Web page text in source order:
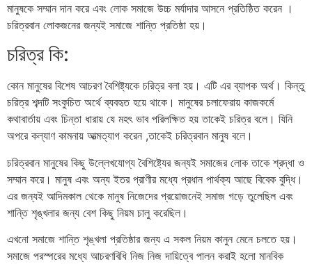
মানুষকে সম্মান দান করে এবং লোক সমাজে উচ্চ মর্যাদার আসনে প্রতিষ্ঠিত করেন ।
চরিত্রবান লোকজনের জন্যই সমাজে শান্তি প্রতিষ্ঠা হয়।
চরিত্র কি:
কোন মানুষের বিশেষ আচরণ বৈশিষ্ট্যকে চরিত্র বলা হয়। এটি এর ব্যাপক অর্থ। কিন্তু
চরিত্র শব্দটি সংকুচিত অর্থে ব্যবহৃত হয়ে থাকে। মানুষের চলাফেরায় কাজকর্মে
কথাবার্তায় এবং চিন্তা ধারায় যে মহৎ ভাব পরিলক্ষিত হয় তাকেই চরিত্র বলে। যিনি
অপরে কল্যাণ কামনায় আত্মত্যাগ করেন ,তাকেই চরিত্রবান মানুষ বলে।
চরিত্রবান মানুষের কিছু উল্লেখযোগ্য বৈশিষ্ট্যের জন্যই সমাজের লোক তাকে শ্রদ্ধা ও
সম্মান করে। মানুষ এবং অন্য ইতর প্রাণীর মধ্যে প্রধান পার্থক্য আছে বিবেক বুদ্ধি।
এর জন্যই আদিমকাল থেকে মানুষ নিজেদের প্রয়োজনেই সমাজ গড়ে তুলেছিল এবং
শান্তি শৃঙ্খলার জন্য বেশ কিছু নিয়ম চালু করেছিল।
এখনো সমাজে শান্তি শৃঙ্খলা প্রতিষ্ঠার জন্য এ সকল নিয়ম কানুন মেনে চলতে হয়।
সমাজে পরস্পরের মধ্যে আচরণবিধি নিজ নিজ দায়িত্বে পালন করাই হলো মানবিক